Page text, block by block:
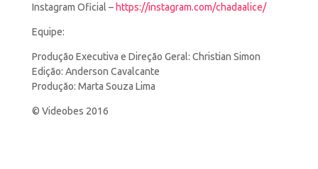
Instagram Oficial – https://instagram.com/chadaalice/
Equipe:
Produção Executiva e Direção Geral: Christian Simon
Edição: Anderson Cavalcante
Produção: Marta Souza Lima
© Videobes 2016